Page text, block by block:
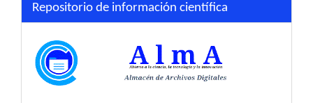
Repositorio de información científica